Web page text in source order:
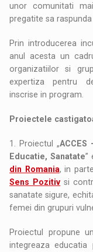
unor comunitati
pregatite sa
Prin introducerea
anul acesta un
organizatiilor si
expertiza pentru
inscrise in program.
Proiectele
1. Proiectul „
Educatie, Sanatate”
din Romania, in
Sens Pozitiv si
sanatate sigure,
femei din grupuri
Proiectul propune
integreaza educatia